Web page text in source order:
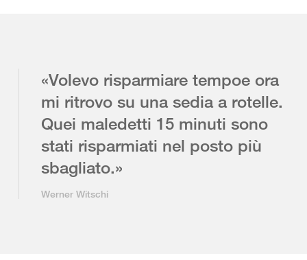
«Volevo risparmiare tempoe ora
mi ritrovo su una sedia a rotelle.
Quei maledetti 15 minuti sono
stati risparmiati nel posto più
sbagliato.»
Werner Witschi